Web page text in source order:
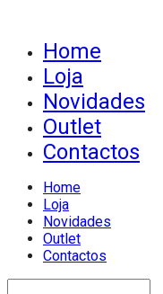
Home
Loja
Novidades
Outlet
Contactos
Home
Loja
Novidades
Outlet
Contactos